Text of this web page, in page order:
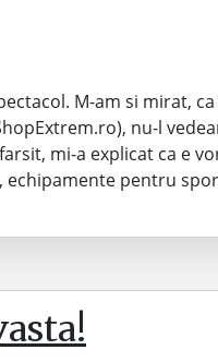
M-am si mirat,
nu-l
mi-a explicat ca e
echipamente pentru